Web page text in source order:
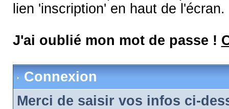
lien 'inscription' en haut de l'écran.
J'ai oublié mon mot de passe !
Connexion
Merci de saisir vos infos ci-